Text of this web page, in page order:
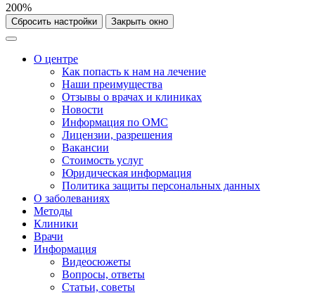
200%
Сбросить настройки Закрыть окно
О центре
Как попасть к нам на лечение
Наши преимущества
Отзывы о врачах и клиниках
Новости
Информация по ОМС
Лицензии, разрешения
Вакансии
Стоимость услуг
Юридическая информация
Политика защиты персональных данных
О заболеваниях
Методы
Клиники
Врачи
Информация
Видеосюжеты
Вопросы, ответы
Статьи, советы